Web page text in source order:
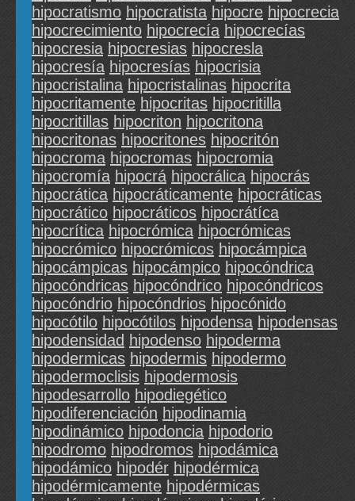
hipocratismo hipocratista hipocre hipocrecia
hipocrecimiento hipocrecía hipocrecías
hipocresia hipocresias hipocresla
hipocresía hipocresías hipocrisia
hipocristalina hipocristalinas hipocrita
hipocritamente hipocritas hipocritilla
hipocritillas hipocriton hipocritona
hipocritonas hipocritones hipocritón
hipocroma hipocromas hipocromia
hipocromía hipocrá hipocrálica hipocrás
hipocrática hipocráticamente hipocráticas
hipocrático hipocráticos hipocrátíca
hipocrítica hipocrómica hipocrómicas
hipocrómico hipocrómicos hipocámpica
hipocámpicas hipocámpico hipocóndrica
hipocóndricas hipocóndrico hipocóndricos
hipocóndrio hipocóndrios hipocónido
hipocótilo hipocótilos hipodensa hipodensas
hipodensidad hipodenso hipoderma
hipodermicas hipodermis hipodermo
hipodermoclisis hipodermosis
hipodesarrollo hipodiegético
hipodiferenciación hipodinamia
hipodinámico hipodoncia hipodorio
hipodromo hipodromos hipodámica
hipodámico hipodér hipodérmica
hipodérmicamente hipodérmicas